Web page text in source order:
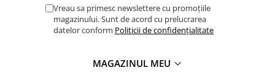
Panouri portabile
Racire/Incalzire
Vreau sa primesc newslettere cu promoțiile
magazinului. Sunt de acord cu prelucrarea
datelor conform Politicii de confidențialitate
MAGAZINUL MEU